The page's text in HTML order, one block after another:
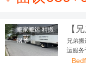
搬家搬运 精搬
钢琴
【
可
兄弟
运服务
搬钢